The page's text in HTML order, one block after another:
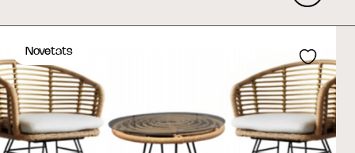
Novetats